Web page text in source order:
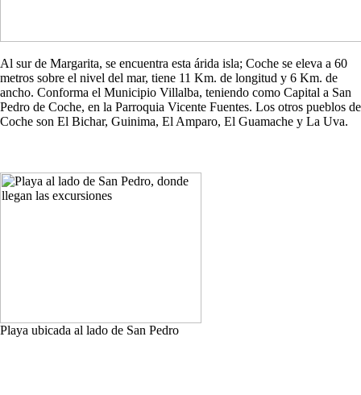
Al sur de Margarita, se encuentra esta árida isla; Coche se eleva a 60
metros sobre el nivel del mar, tiene 11 Km. de longitud y 6 Km. de
ancho. Conforma el Municipio Villalba, teniendo como Capital a San
Pedro de Coche, en la Parroquia Vicente Fuentes. Los otros pueblos de
Coche son El Bichar, Guinima, El Amparo, El Guamache y La Uva.
Playa ubicada al lado de San Pedro